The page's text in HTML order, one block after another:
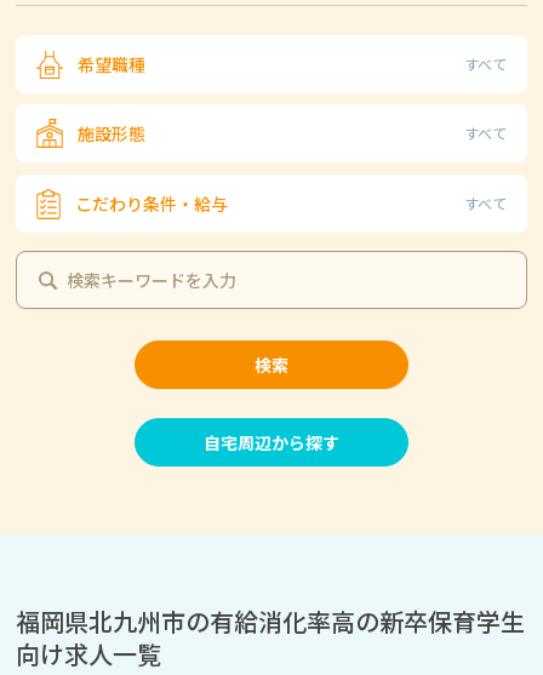
希望職種 すべて
施設形態 すべて
こだわり条件・給与 すべて
検索
自宅周辺から探す
福岡県北九州市の有給消化率高の新卒保育学生
向け求人一覧